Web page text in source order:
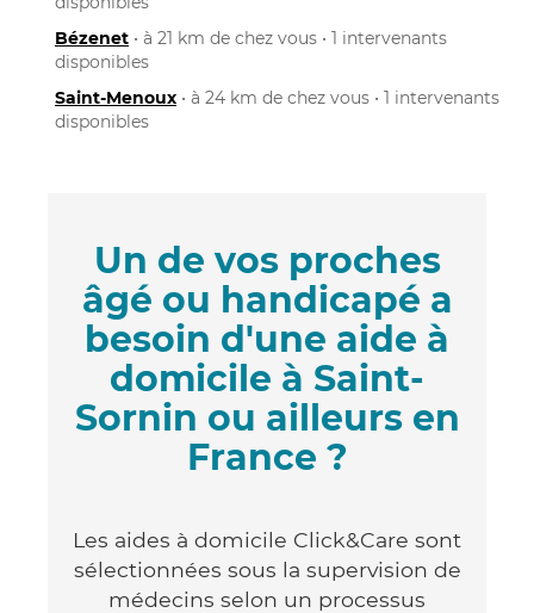
Bézenet • à 21 km de chez vous • 1 intervenants
disponibles
Saint-Menoux • à 24 km de chez vous • 1 intervenants
disponibles
Un de vos proches
âgé ou handicapé a
besoin d'une aide à
domicile à Saint-
Sornin ou ailleurs en
France ?
Les aides à domicile Click&Care sont
sélectionnées sous la supervision de
médecins selon un processus